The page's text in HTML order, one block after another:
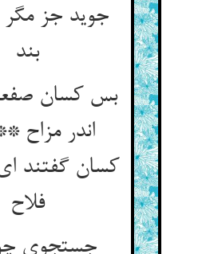
جوید جز
بند
بس کسان
اندر مزاح
کسان گفتند
فلاح‏
جستجوی